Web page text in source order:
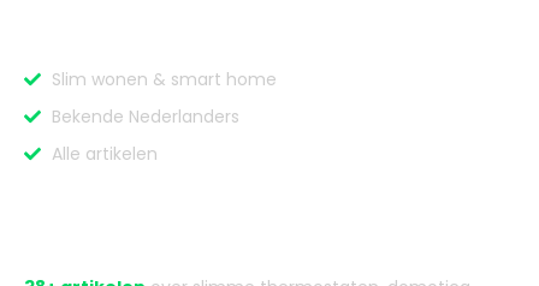
Slim wonen & smart home
Bekende Nederlanders
Alle artikelen